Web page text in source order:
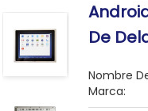
De
Nombre
Marca: